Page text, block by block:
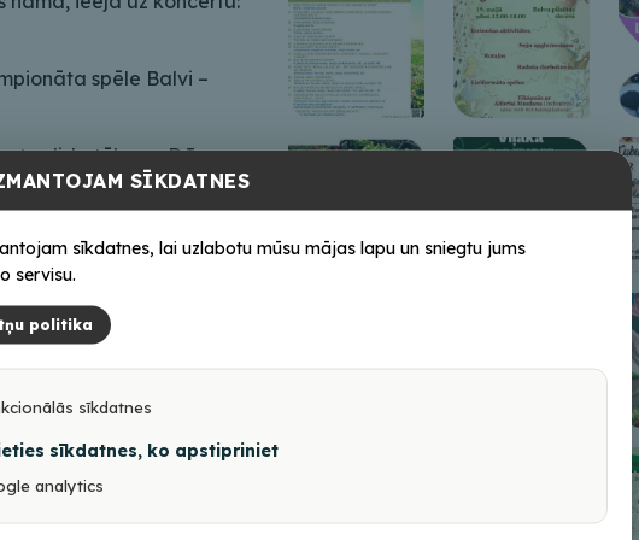
spēle Balvi –
diskotēka ar DJ
2€.
5€.
Rugāju Tautas namā,
dzelzceļu – 31
atpakaļ uz
obligāta, T:
SĪKDATNES
sīkdatnes, lai uzlabotu mūsu mājas lapu un sniegtu jums
servisu.
politika
sīkdatnes
sīkdatnes, ko apstipriniet
analytics